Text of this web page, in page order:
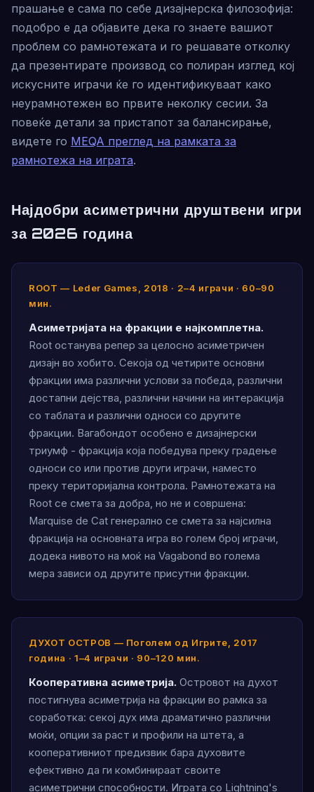
прашање е сама по себе дизајнерска филозофија:
подобро е да објавите дека го знаете вашиот
проблем со рамнотежата и го решавате отколку
да презентирате производ со полиран изглед кој
искусните играчи ќе го идентификуваат како
неурамнотежен во првите неколку сесии. За
повеќе детали за пристапот за балансирање,
видете го MEQA преглед на рамката за
рамнотежа на играта.
Најдобри асиметрични друштвени игри
за 2026 година
ROOT — Leder Games, 2018 · 2–4 играчи · 60–90
мин.
Асиметријата на фракции е најкомплетна.
Root останува репер за целосно асиметричен
дизајн во хобито. Секоја од четирите основни
фракции има различни услови за победа, различни
достапни дејства, различни начини на интеракција
со таблата и различни односи со другите
фракции. Вагабондот особено е дизајнерски
триумф - фракција која победува преку градење
односи со или против други играчи, наместо
преку територијална контрола. Рамнотежата на
Root се смета за добра, но не и совршена:
Marquise de Cat генерално се смета за најсилна
фракција на основната игра во голем број играчи,
додека нивото на моќ на Vagabond во голема
мера зависи од другите присутни фракции.
ДУХОТ ОСТРОВ — Поголем од Игрите, 2017
година · 1–4 играчи · 90–120 мин.
Кооперативна асиметрија. Островот на духот
постигнува асиметрија на фракции во рамка за
соработка: секој дух има драматично различни
моќи, опции за раст и профили на штета, а
кооперативниот предизвик бара духовите
ефективно да ги комбинираат своите
асиметрични способности. Играта со Lightning's